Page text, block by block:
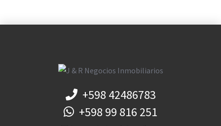
+598 42486783
+598 99 816 251